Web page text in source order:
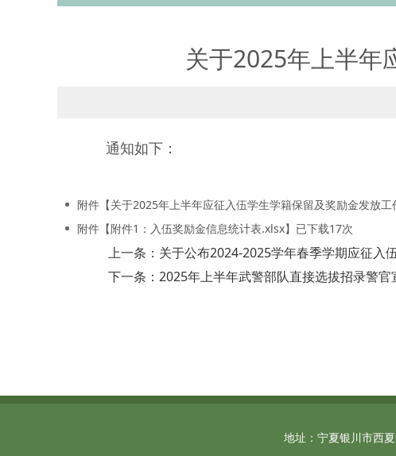
关于2025年上半年
通知如下：
附件【关于2025年上半年应征入伍学生学籍保留及奖励金发放
附件【附件1：入伍奖励金信息统计表.xlsx】已下载17次
上一条：关于公布2024-2025学年春季学期应征入
下一条：2025年上半年武警部队直接选拔招录警官
地址：宁夏银川市西